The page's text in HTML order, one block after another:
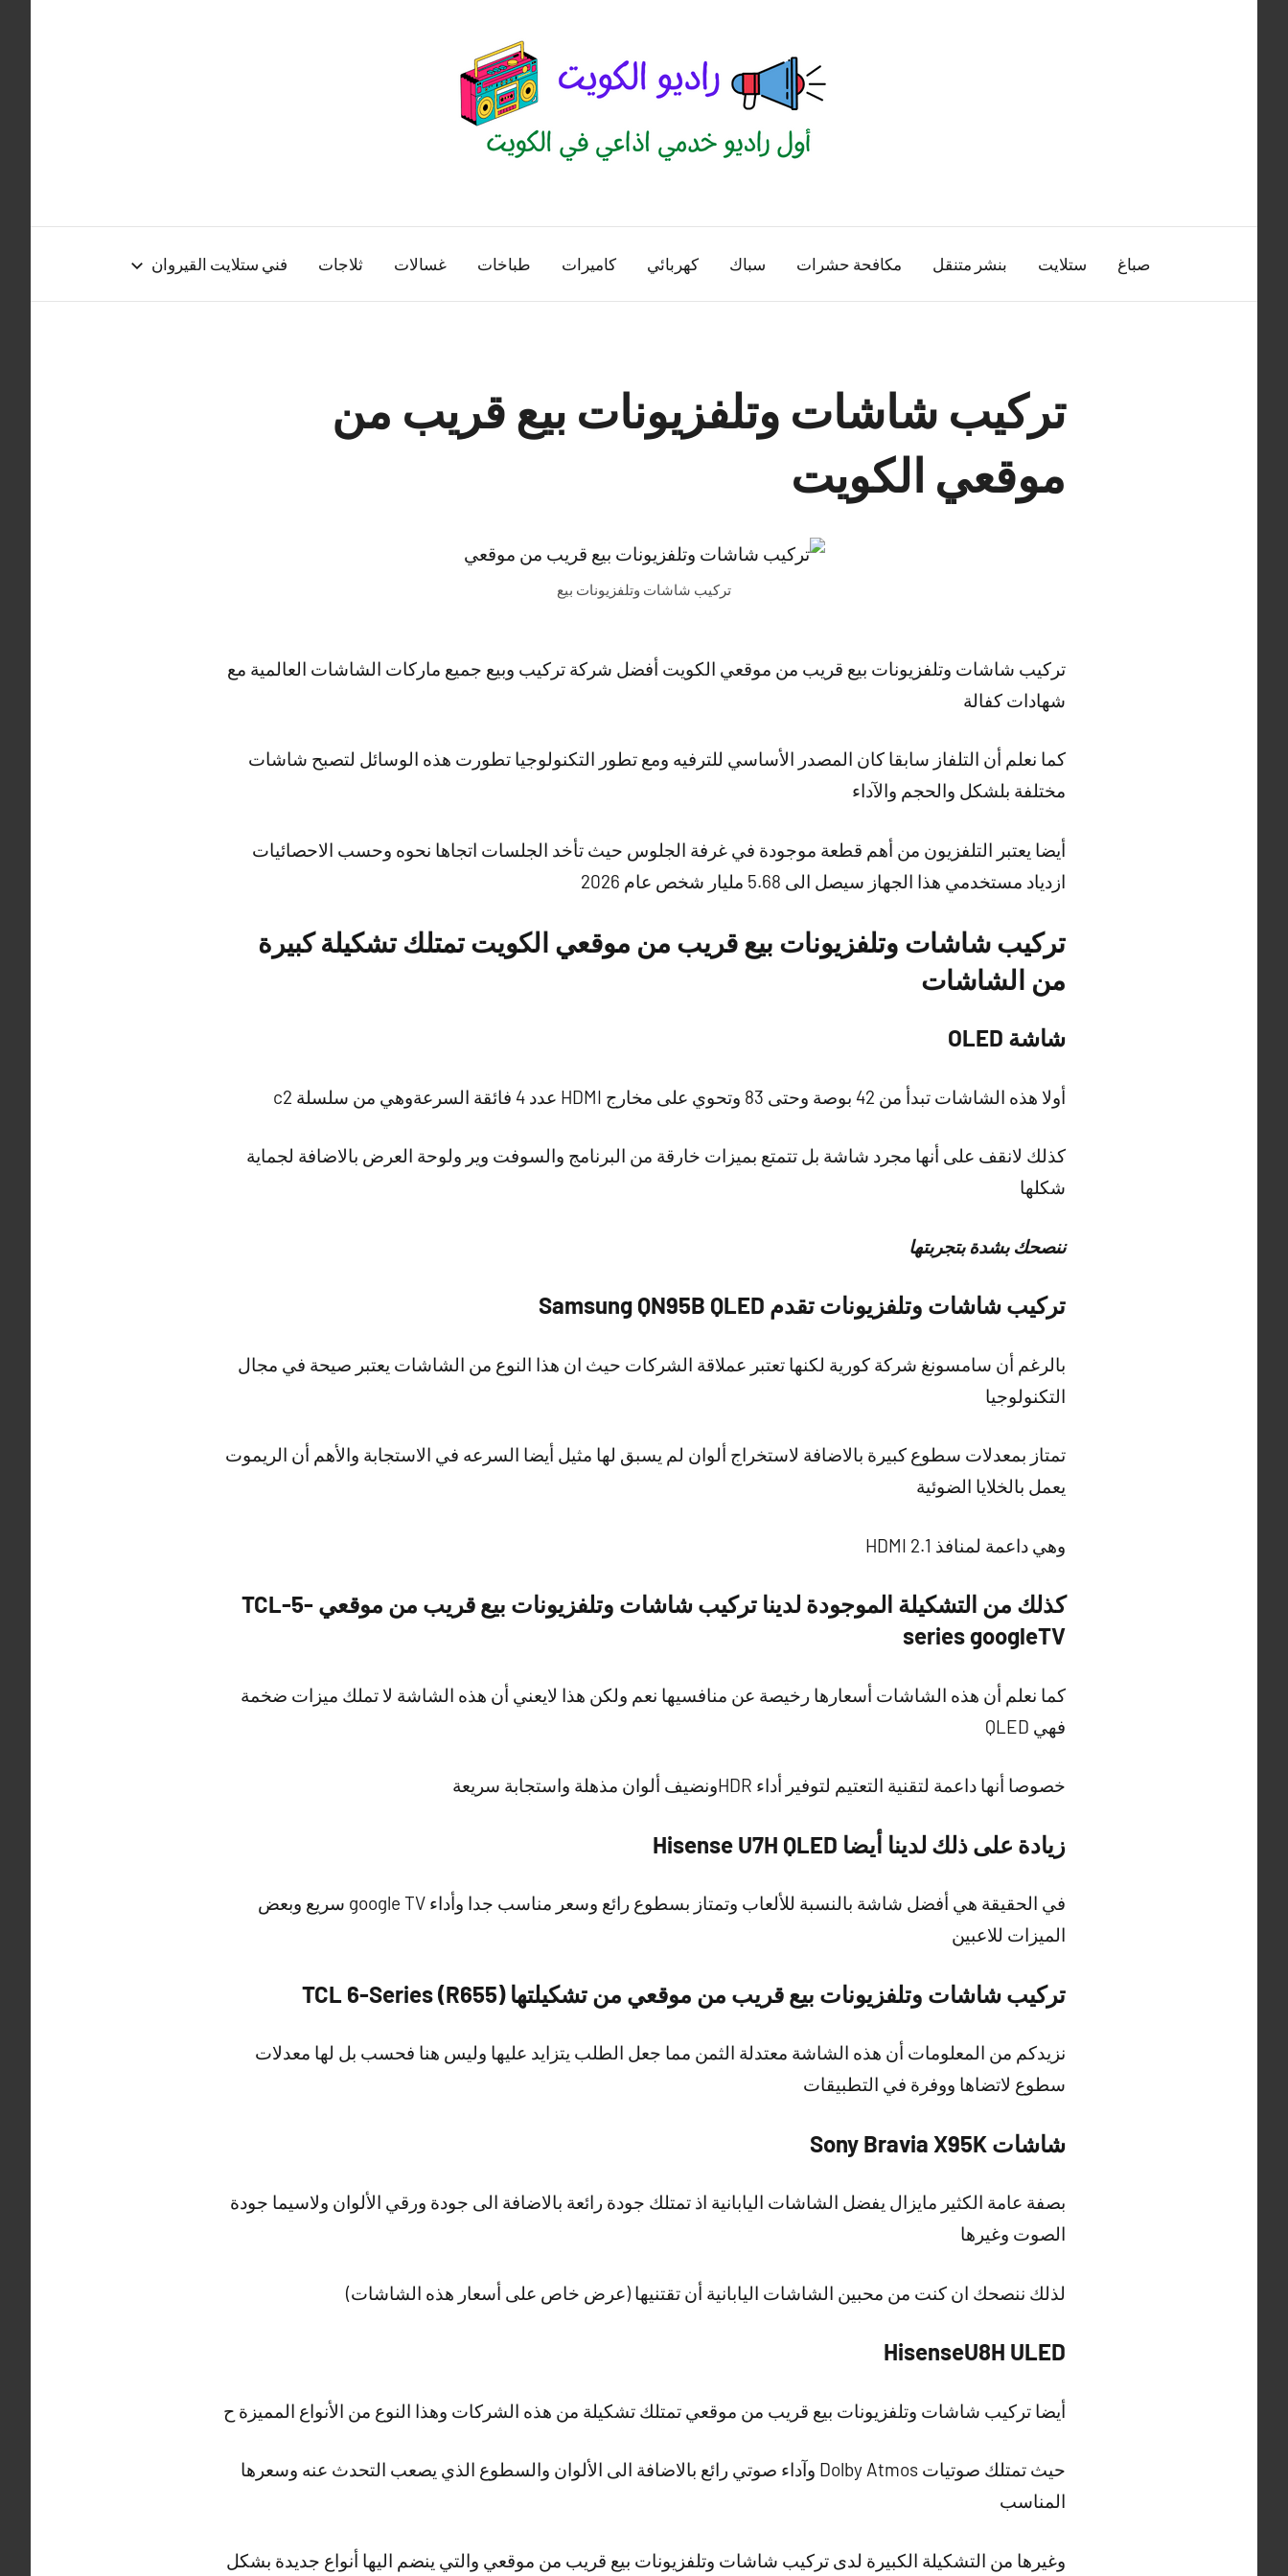
الكويت
منصة
اذاعية
صباغ ستلايت بنشر متنقل مكافحة حشرات سباك كهربائي كاميرات طباخات غسالات ثلاجات فني ستلايت القيروان
تركيب شاشات وتلفزيونات بيع قريب من
موقعي الكويت
تركيب شاشات وتلفزيونات بيع
تركيب شاشات وتلفزيونات بيع قريب من موقعي الكويت أفضل شركة تركيب وبيع جميع ماركات الشاشات العالمية مع
شهادات كفالة
كما نعلم أن التلفاز سابقا كان المصدر الأساسي للترفيه ومع تطور التكنولوجيا تطورت هذه الوسائل لتصبح شاشات
مختلفة بلشكل والحجم والآداء
أيضا يعتبر التلفزيون من أهم قطعة موجودة في غرفة الجلوس حيث تأخد الجلسات اتجاها نحوه وحسب الاحصائيات
ازدياد مستخدمي هذا الجهاز سيصل الى 5.68 مليار شخص عام 2026
تركيب شاشات وتلفزيونات بيع قريب من موقعي الكويت تمتلك تشكيلة كبيرة
من الشاشات
شاشة OLED
أولا هذه الشاشات تبدأ من 42 بوصة وحتى 83 وتحوي على مخارج HDMI عدد 4 فائقة السرعةوهي من سلسلة c2
كذلك لانقف على أنها مجرد شاشة بل تتمتع بميزات خارقة من البرنامج والسوفت وير ولوحة العرض بالاضافة لجماية
شكلها
ننصحك بشدة بتجربتها
تركيب شاشات وتلفزيونات تقدم Samsung QN95B QLED
بالرغم أن سامسونغ شركة كورية لكنها تعتبر عملاقة الشركات حيث ان هذا النوع من الشاشات يعتبر صيحة في مجال
التكنولوجيا
تمتاز بمعدلات سطوع كبيرة بالاضافة لاستخراج ألوان لم يسبق لها مثيل أيضا السرعه في الاستجابة والأهم أن الريموت
يعمل بالخلايا الضوئية
وهي داعمة لمنافذ HDMI 2.1
كذلك من التشكيلة الموجودة لدينا تركيب شاشات وتلفزيونات بيع قريب من موقعي TCL-5-
series googleTV
كما نعلم أن هذه الشاشات أسعارها رخيصة عن منافسيها نعم ولكن هذا لايعني أن هذه الشاشة لا تملك ميزات ضخمة
فهي QLED
خصوصا أنها داعمة لتقنية التعتيم لتوفير أداء HDRونضيف ألوان مذهلة واستجابة سريعة
زيادة على ذلك لدينا أيضا Hisense U7H QLED
في الحقيقة هي أفضل شاشة بالنسبة للألعاب وتمتاز بسطوع رائع وسعر مناسب جدا وأداء google TV سريع وبعض
الميزات للاعبين
تركيب شاشات وتلفزيونات بيع قريب من موقعي من تشكيلتها TCL 6-Series (R655)
نزيدكم من المعلومات أن هذه الشاشة معتدلة الثمن مما جعل الطلب يتزايد عليها وليس هنا فحسب بل لها معدلات
سطوع لاتضاها ووفرة في التطبيقات
شاشات Sony Bravia X95K
بصفة عامة الكثير مايزال يفضل الشاشات اليابانية اذ تمتلك جودة رائعة بالاضافة الى جودة ورقي الألوان ولاسيما جودة
الصوت وغيرها
لذلك ننصحك ان كنت من محبين الشاشات اليابانية أن تقتنيها (عرض خاص على أسعار هذه الشاشات)
HisenseU8H ULED
أيضا تركيب شاشات وتلفزيونات بيع قريب من موقعي تمتلك تشكيلة من هذه الشركات وهذا النوع من الأنواع المميزة ح
حيث تمتلك صوتيات Dolby Atmos وآداء صوتي رائع بالاضافة الى الألوان والسطوع الذي يصعب التحدث عنه وسعرها
المناسب
وغيرها من التشكيلة الكبيرة لدى تركيب شاشات وتلفزيونات بيع قريب من موقعي والتي ينضم اليها أنواع جديدة بشكل